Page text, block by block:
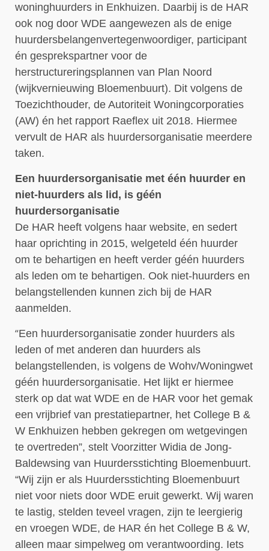
woninghuurders in Enkhuizen. Daarbij is de HAR
ook nog door WDE aangewezen als de enige
huurdersbelangenvertegenwoordiger, participant
én gesprekspartner voor de
herstructureringsplannen van Plan Noord
(wijkvernieuwing Bloemenbuurt). Dit volgens de
Toezichthouder, de Autoriteit Woningcorporaties
(AW) én het rapport Raeflex uit 2018. Hiermee
vervult de HAR als huurdersorganisatie meerdere
taken.
Een huurdersorganisatie met één huurder en
niet-huurders als lid, is géén
huurdersorganisatie
De HAR heeft volgens haar website, en sedert
haar oprichting in 2015, welgeteld één huurder
om te behartigen en heeft verder géén huurders
als leden om te behartigen. Ook niet-huurders en
belangstellenden kunnen zich bij de HAR
aanmelden.
“Een huurdersorganisatie zonder huurders als
leden of met anderen dan huurders als
belangstellenden, is volgens de Wohv/Woningwet
géén huurdersorganisatie. Het lijkt er hiermee
sterk op dat wat WDE en de HAR voor het gemak
een vrijbrief van prestatiepartner, het College B &
W Enkhuizen hebben gekregen om wetgevingen
te overtreden”, stelt Voorzitter Widia de Jong-
Baldewsing van Huurdersstichting Bloemenbuurt.
“Wij zijn er als Huurdersstichting Bloemenbuurt
niet voor niets door WDE eruit gewerkt. Wij waren
te lastig, stelden teveel vragen, zijn te leergierig
en vroegen WDE, de HAR én het College B & W,
alleen maar simpelweg om verantwoording. Iets